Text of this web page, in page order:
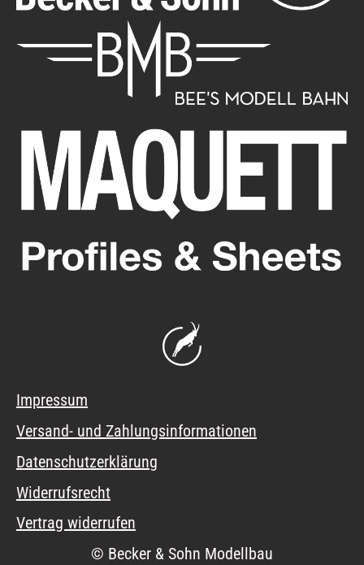
Impressum
Versand- und Zahlungsinformationen
Datenschutzerklärung
Widerrufsrecht
Vertrag widerrufen
© Becker & Sohn Modellbau